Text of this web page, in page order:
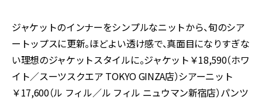
ジャケットのインナーをシンプルなニットから、旬のシア
ートップスに更新。ほどよい透け感で、真面目になりすぎな
い理想のジャケットスタイルに。ジャケット￥18,590（ホワ
イト／スーツスクエア TOKYO GINZA店）シアーニット
￥17,600（ル フィル／ル フィル ニュウマン新宿店）パンツ